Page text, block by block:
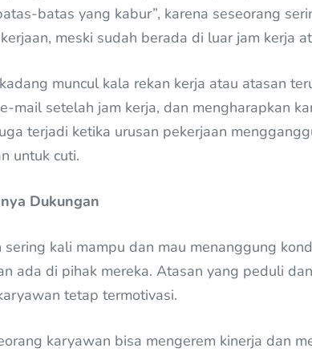
batas yang kabur”, karena seseorang
meski sudah berada di luar jam kerja
muncul kala rekan kerja atau atasan
mail setelah jam kerja, dan mengharapkan
terjadi ketika urusan pekerjaan
untuk cuti.
Dukungan
sering kali mampu dan mau menanggung
ada di pihak mereka. Atasan yang peduli
tetap termotivasi.
karyawan bisa mengerem kinerja dan